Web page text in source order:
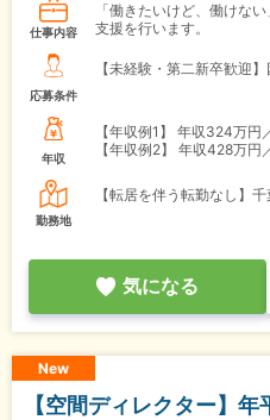
仕事内容
「働きたいけど、働けな
支援を行います。
応募条件
【未経験・第二新卒歓迎
年収
【年収例1】
年収324万円
【年収例2】
年収428万円
勤務地
【転居を伴う転勤なし】
気になる
New
【空間ディレクター】